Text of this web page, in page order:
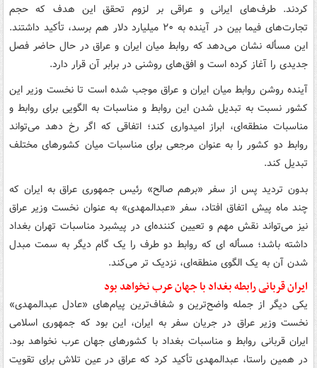
کردند. طرف‌های ایرانی و عراقی بر لزوم تحقق این هدف که حجم
تجارت‌های فیما بین در آینده به ۲۰ میلیارد دلار هم برسد، تأکید داشتند.
این مسأله نشان می‌دهد که روابط میان ایران و عراق در حال حاضر فصل
جدیدی را آغاز کرده است و افق‌های روشنی در برابر آن قرار دارد.
آینده روشن روابط میان ایران و عراق موجب شده است تا نخست وزیر این
کشور نسبت به تبدیل شدن این روابط و مناسبات به الگویی برای روابط و
مناسبات منطقه‌ای، ابراز امیدواری کند؛ اتفاقی که اگر رخ دهد می‌تواند
روابط دو کشور را به عنوان مرجعی برای مناسبات میان کشورهای مختلف
تبدیل کند.
بدون تردید پس از سفر «برهم صالح» رئیس جمهوری عراق به ایران که
چند ماه پیش اتفاق افتاد، سفر «عبدالمهدی» به عنوان نخست وزیر عراق
نیز می‌تواند نقش مهم و تعیین کننده‌ای در پیشبرد مناسبات تهران بغداد
داشته باشد؛ مسأله ای که روابط دو طرف را یک گام دیگر به سمت مبدل
شدن آن به یک الگوی منطقه‌ای، نزدیک تر می‌کند.
ایران قربانی رابطه بغداد با جهان عرب نخواهد بود
یکی دیگر از جمله واضح‌ترین و شفاف‌ترین پیام‌های «عادل عبدالمهدی»
نخست وزیر عراق در جریان سفر به ایران، این بود که جمهوری اسلامی
ایران قربانی روابط و مناسبات بغداد با کشورهای جهان عرب نخواهد بود.
در همین راستا، عبدالمهدی تأکید کرد که عراق در عین تلاش برای تقویت